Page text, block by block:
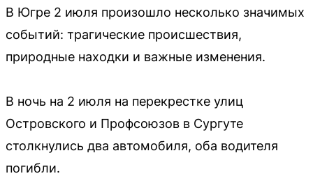
В Югре 2 июля произошло несколько значимых
событий: трагические происшествия,
природные находки и важные изменения.
В ночь на 2 июля на перекрестке улиц
Островского и Профсоюзов в Сургуте
столкнулись два автомобиля, оба водителя
погибли.